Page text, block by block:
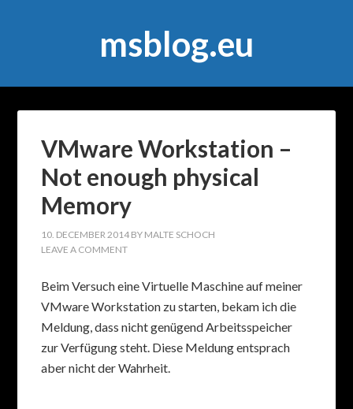
msblog.eu
VMware Workstation –
Not enough physical
Memory
10. DECEMBER 2014 BY MALTE SCHOCH
LEAVE A COMMENT
Beim Versuch eine Virtuelle Maschine auf meiner
VMware Workstation zu starten, bekam ich die
Meldung, dass nicht genügend Arbeitsspeicher
zur Verfügung steht. Diese Meldung entsprach
aber nicht der Wahrheit.